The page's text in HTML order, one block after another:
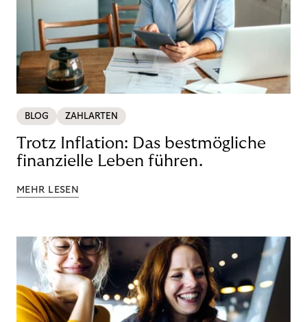
BLOG ZAHLARTEN
Trotz Inflation: Das bestmögliche
finanzielle Leben führen.
MEHR LESEN